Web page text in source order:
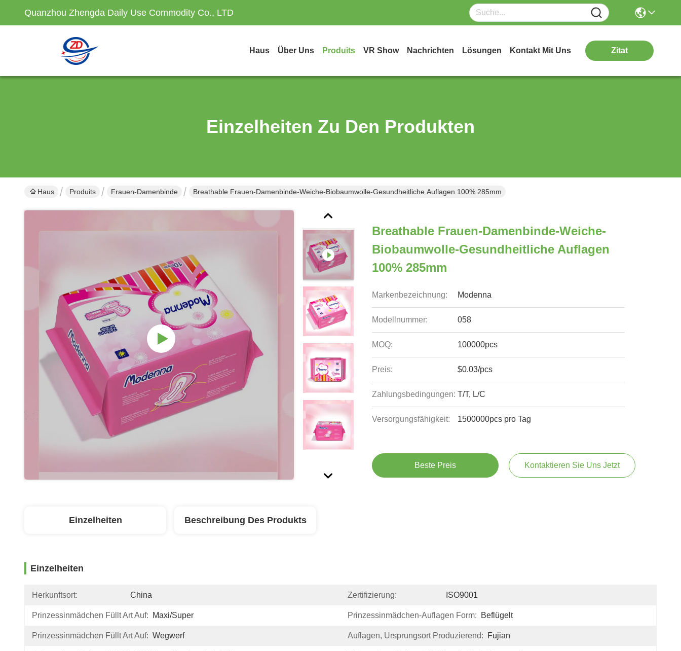
Quanzhou Zhengda Daily Use Commodity Co., LTD
Haus Über Uns Produits VR Show Nachrichten Lösungen Kontakt Mit Uns Zitat
Einzelheiten Zu Den Produkten
Haus Produits Frauen-Damenbinde Breathable Frauen-Damenbinde-Weiche-Biobaumwolle-Gesundheitliche Auflagen 100% 285mm
Breathable Frauen-Damenbinde-Weiche-
Biobaumwolle-Gesundheitliche Auflagen
100% 285mm
Markenbezeichnung: Modenna
Modellnummer: 058
MOQ: 100000pcs
Preis: $0.03/pcs
Zahlungsbedingungen: T/T, L/C
Versorgungsfähigkeit: 1500000pcs pro Tag
Beste Preis Kontaktieren Sie Uns Jetzt
Einzelheiten Beschreibung Des Produkts
Einzelheiten
Herkunftsort: China Zertifizierung: ISO9001
Prinzessinmädchen Füllt Art Auf: Maxi/Super Prinzessinmädchen-Auflagen Form: Beflügelt
Prinzessinmädchen Füllt Art Auf: Wegwerf Auflagen, Ursprungsort Produzierend: Fujian